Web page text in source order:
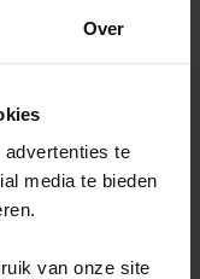
Over
te
media te bieden
van onze site